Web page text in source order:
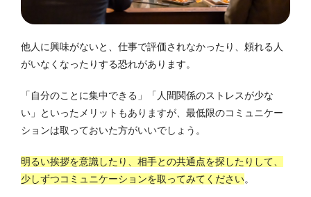
他人に興味がないと、仕事で評価されなかったり、頼れる人
がいなくなったりする恐れがあります。
「自分のことに集中できる」「人間関係のストレスが少な
い」といったメリットもありますが、最低限のコミュニケー
ションは取っておいた方がいいでしょう。
明るい挨拶を意識したり、相手との共通点を探したりして、
少しずつコミュニケーションを取ってみてください。